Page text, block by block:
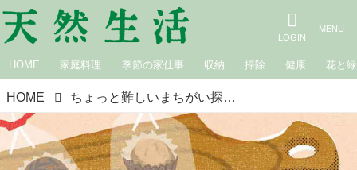
HOME 家庭料理 季節の家仕事 収納 掃除 健康 花と緑
HOME ちょっと難しいまちがい探し｜バレンタインデー